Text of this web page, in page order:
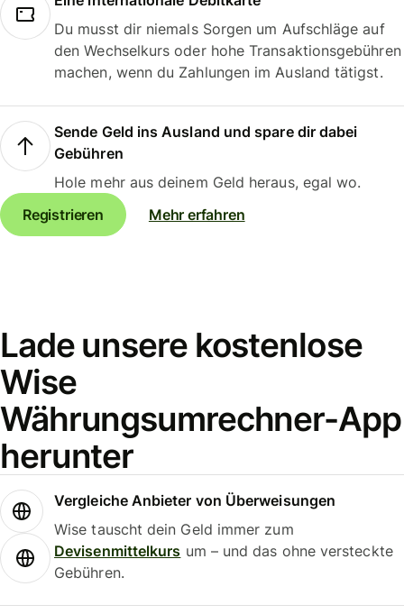
Du musst dir niemals Sorgen um Aufschläge auf
den Wechselkurs oder hohe Transaktionsgebühren
machen, wenn du Zahlungen im Ausland tätigst.
Sende Geld ins Ausland und spare dir dabei
Gebühren
Hole mehr aus deinem Geld heraus, egal wo.
Registrieren
Mehr erfahren
Lade unsere kostenlose
Wise
Währungsumrechner-App
herunter
Vergleiche Anbieter von Überweisungen
Wise tauscht dein Geld immer zum
Devisenmittelkurs um – und das ohne versteckte
Gebühren.